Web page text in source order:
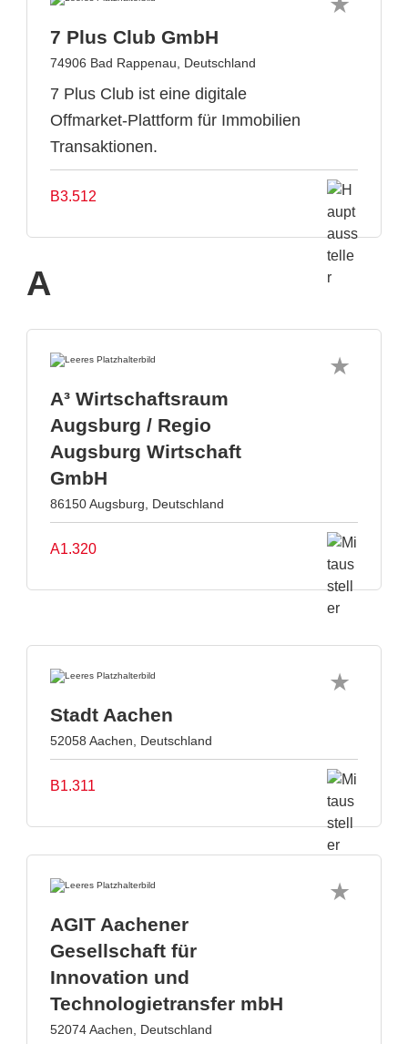
7 Plus Club GmbH
74906 Bad Rappenau, Deutschland
7 Plus Club ist eine digitale
Offmarket-Plattform für Immobilien
Transaktionen.
B3.512
A
A³ Wirtschaftsraum
Augsburg / Regio
Augsburg Wirtschaft
GmbH
86150 Augsburg, Deutschland
A1.320
Stadt Aachen
52058 Aachen, Deutschland
B1.311
AGIT Aachener
Gesellschaft für
Innovation und
Technologietransfer mbH
52074 Aachen, Deutschland